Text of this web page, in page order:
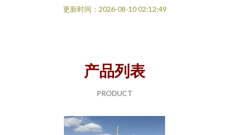
更新时间：2026-08-10 02:12:49
产品列表
PRODUCT